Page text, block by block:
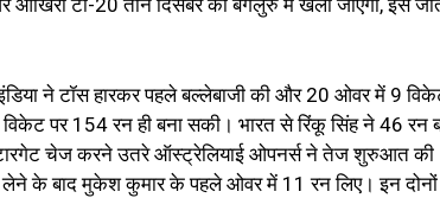
आखिरी टी-20 तीन दिसंबर को बेंगलुरु में खेला जाएगा, इसे
ने टॉस हारकर पहले बल्लेबाजी की और 20 ओवर में 9
पर 154 रन ही बना सकी। भारत से रिंकू सिंह ने 46 रन
चेज करने उतरे ऑस्ट्रेलियाई ओपनर्स ने तेज शुरुआत
के बाद मुकेश कुमार के पहले ओवर में 11 रन लिए। इन